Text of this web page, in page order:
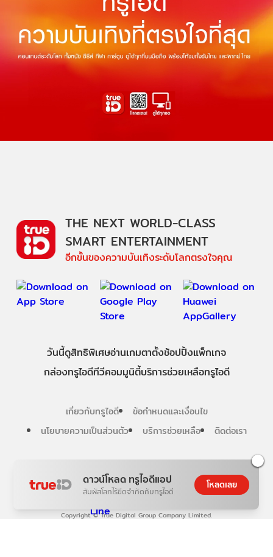
ดาวน์โหลด ทรูไอดีแอป
สัมผัสโลกไร้ขีดจำกัดกับทรูไอดี
โหลดเลย
Copyright © True Digital Group Company Limited.
THE NEXT WORLD-CLASS
SMART ENTERTAINMENT
อีกขั้นของความบันเทิงระดับโลกตรงใจคุณ
วันนี้ดูสิทธิพิเศษอ่านเกมตาตั้งช้อปปิ้งแพ็กเกจ
กล่องทรูไอดีทีวีคอมมูนิตี้บริการช่วยเหลือทรูไอดี
เกี่ยวกับทรูไอดี
ข้อกำหนดและเงื่อนไข
นโยบายความเป็นส่วนตัว
บริการช่วยเหลือ ติดต่อเรา